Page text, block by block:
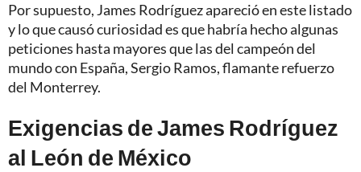
Por supuesto, James Rodríguez apareció en este listado
y lo que causó curiosidad es que habría hecho algunas
peticiones hasta mayores que las del campeón del
mundo con España, Sergio Ramos, flamante refuerzo
del Monterrey.
Exigencias de James Rodríguez
al León de México